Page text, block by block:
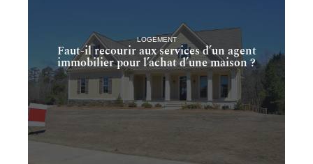
LOGEMENT
Faut-il recourir aux services d’un agent
immobilier pour l’achat d’une maison ?